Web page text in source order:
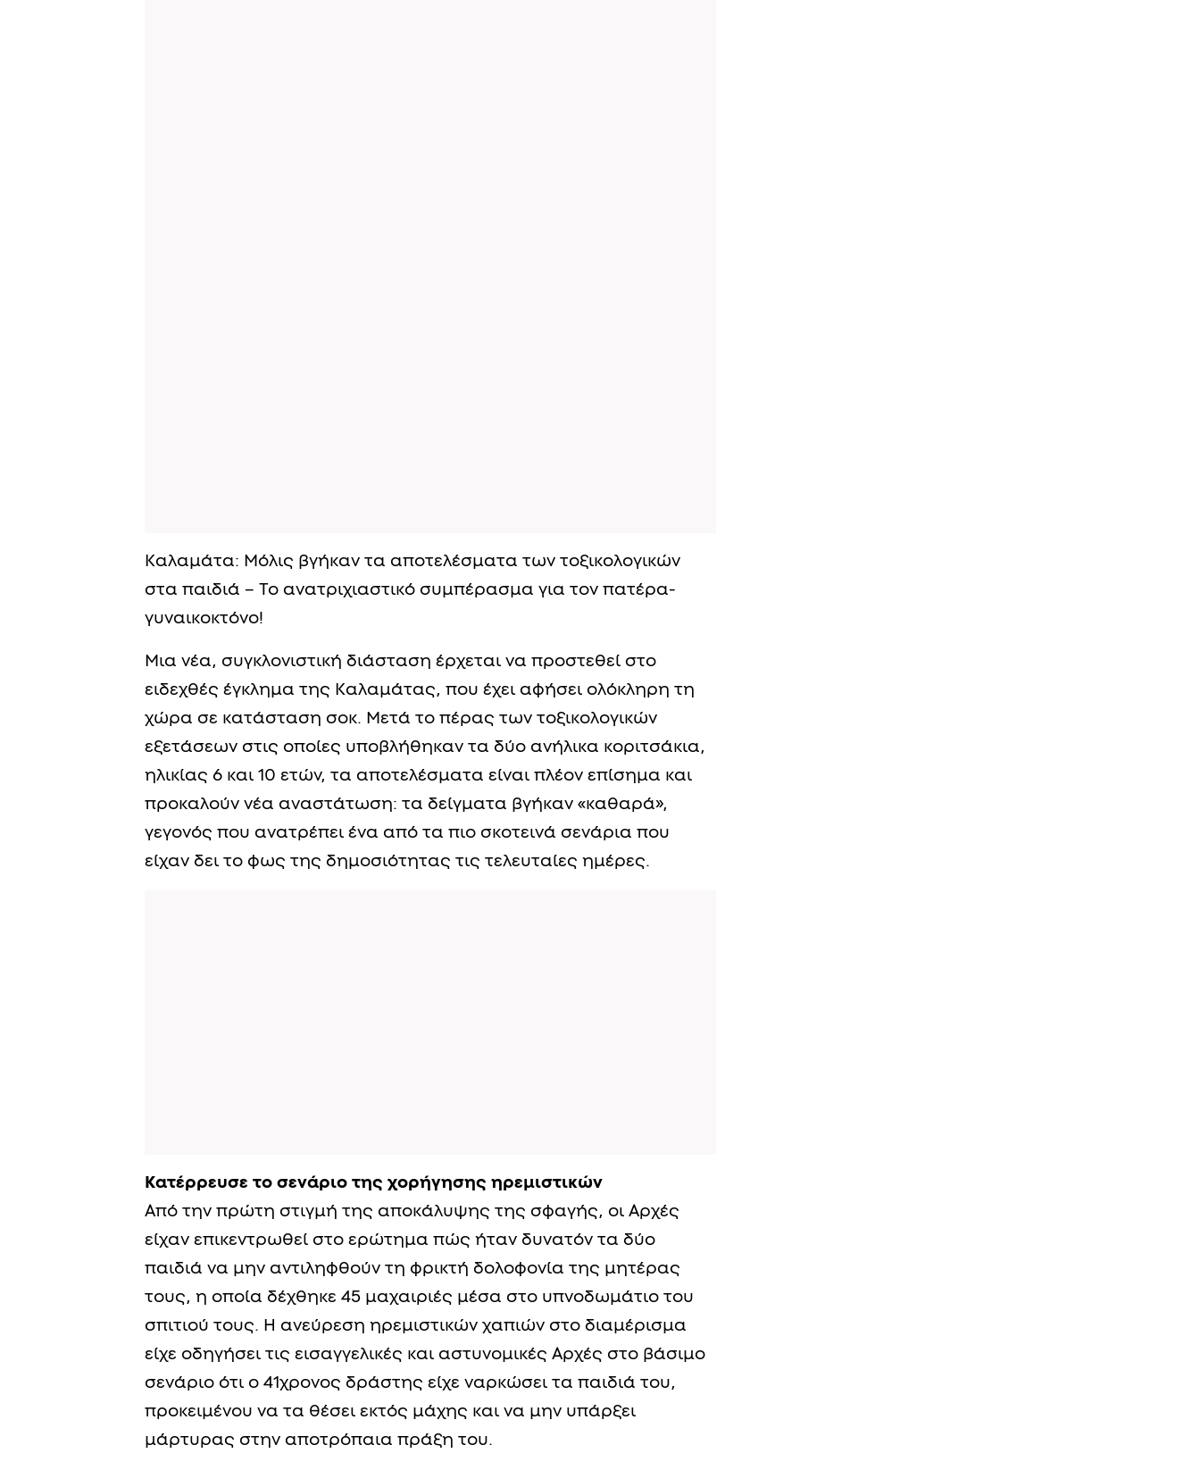
Καλαμάτα: Μόλις βγήκαν τα αποτελέσματα των τοξικολογικών
στα παιδιά – Το ανατριχιαστικό συμπέρασμα για τον πατέρα-
γυναικοκτόνο!
Μια νέα, συγκλονιστική διάσταση έρχεται να προστεθεί στο
ειδεχθές έγκλημα της Καλαμάτας, που έχει αφήσει ολόκληρη τη
χώρα σε κατάσταση σοκ. Μετά το πέρας των τοξικολογικών
εξετάσεων στις οποίες υποβλήθηκαν τα δύο ανήλικα κοριτσάκια,
ηλικίας 6 και 10 ετών, τα αποτελέσματα είναι πλέον επίσημα και
προκαλούν νέα αναστάτωση: τα δείγματα βγήκαν «καθαρά»,
γεγονός που ανατρέπει ένα από τα πιο σκοτεινά σενάρια που
είχαν δει το φως της δημοσιότητας τις τελευταίες ημέρες.
Κατέρρευσε το σενάριο της χορήγησης ηρεμιστικών
Από την πρώτη στιγμή της αποκάλυψης της σφαγής, οι Αρχές
είχαν επικεντρωθεί στο ερώτημα πώς ήταν δυνατόν τα δύο
παιδιά να μην αντιληφθούν τη φρικτή δολοφονία της μητέρας
τους, η οποία δέχθηκε 45 μαχαιριές μέσα στο υπνοδωμάτιο του
σπιτιού τους. Η ανεύρεση ηρεμιστικών χαπιών στο διαμέρισμα
είχε οδηγήσει τις εισαγγελικές και αστυνομικές Αρχές στο βάσιμο
σενάριο ότι ο 41χρονος δράστης είχε ναρκώσει τα παιδιά του,
προκειμένου να τα θέσει εκτός μάχης και να μην υπάρξει
μάρτυρας στην αποτρόπαια πράξη του.